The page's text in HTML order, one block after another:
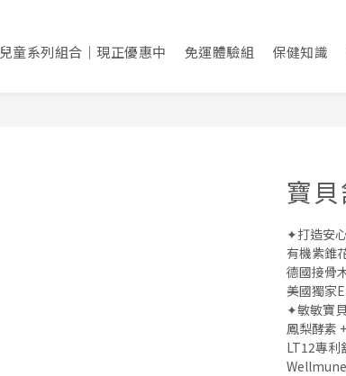
兒童系列組合｜現正優惠中 免運體驗組 保健知識
寶
✦打造安
有機紫錐
德國接骨
美國獨家
✦敏敏寶
鳳梨酵素
LT12專利